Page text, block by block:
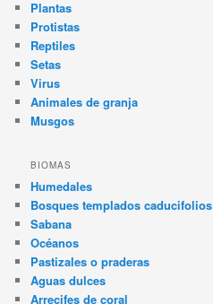
Plantas
Protistas
Reptiles
Setas
Virus
Animales de granja
Musgos
BIOMAS
Humedales
Bosques templados caducifolios
Sabana
Océanos
Pastizales o praderas
Aguas dulces
Arrecifes de coral